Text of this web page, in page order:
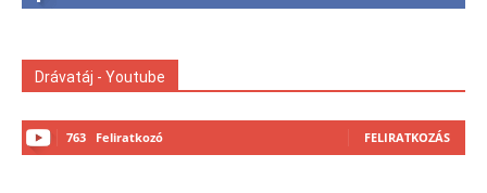
Drávatáj - Youtube
763 Feliratkozó FELIRATKOZÁS